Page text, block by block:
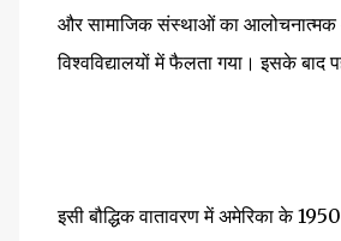
और सामाजिक संस्थाओं का आलोचनात्मक
विश्वविद्यालयों में फैलता गया। इसके
इसी बौद्धिक वातावरण में अमेरिका के